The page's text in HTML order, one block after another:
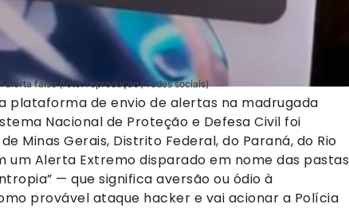
alerta falso (foto: reprodução / redes sociais)
plataforma de envio de alertas na madrugada
Nacional de Proteção e Defesa Civil foi
Minas Gerais, Distrito Federal, do Paraná, do Rio
um Alerta Extremo disparado em nome das pastas
— que significa aversão ou ódio à
provável ataque hacker e vai acionar a Polícia